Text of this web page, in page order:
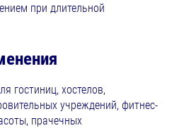
при длительной
гостиниц, хостелов,
учреждений, фитнес-
прачечных